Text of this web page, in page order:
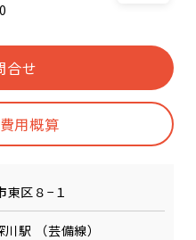
合せ
用概算
東区８−１
駅 （芸備線）